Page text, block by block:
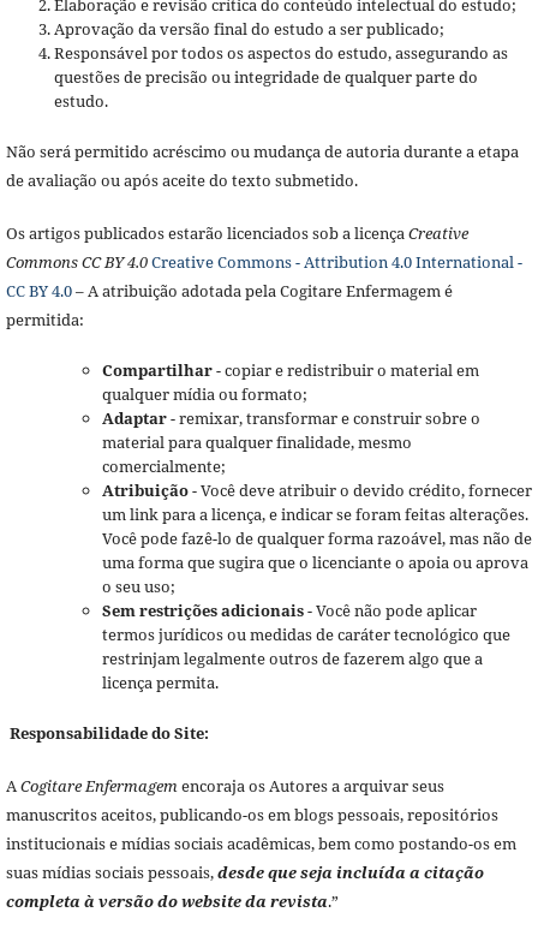
Elaboração e revisão crítica do conteúdo intelectual do estudo;
Aprovação da versão final do estudo a ser publicado;
Responsável por todos os aspectos do estudo, assegurando as
questões de precisão ou integridade de qualquer parte do
estudo.
Não será permitido acréscimo ou mudança de autoria durante a etapa
de avaliação ou após aceite do texto submetido.
Os artigos publicados estarão licenciados sob a licençaCreative
Commons CC BY 4.0Creative Commons - Attribution 4.0 International -
CC BY 4.0– A atribuição adotada pela Cogitare Enfermagem é
permitida:
Compartilhar- copiar e redistribuir o material em
qualquer mídia ou formato;
Adaptar- remixar, transformar e construir sobre o
material para qualquer finalidade, mesmo
comercialmente;
Atribuição- Você deve atribuir o devido crédito, fornecer
um link para a licença, e indicar se foram feitas alterações.
Você pode fazê-lo de qualquer forma razoável, mas não de
uma forma que sugira que o licenciante o apoia ou aprova
o seu uso;
Sem restrições adicionais- Você não pode aplicar
termos jurídicos ou medidas de caráter tecnológico que
restrinjam legalmente outros de fazerem algo que a
licença permita.
Responsabilidade do Site:
ACogitare Enfermagemencoraja os Autores a arquivar seus
manuscritos aceitos, publicando-os em blogs pessoais, repositórios
institucionais e mídias sociais acadêmicas, bem como postando-os em
suas mídias sociais pessoais,desde que seja incluída a citação
completa à versão do website da revista.”